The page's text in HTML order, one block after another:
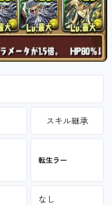
スキル継承
転生ラー
なし